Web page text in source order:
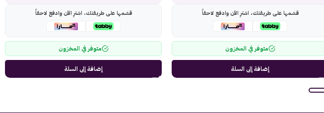
قسّمها على طريقتك، اشترِ الآن وادفع لاحقاً
متوفر في المخزون
إضافة إلى السلة
قسّمها على طريقتك، اشترِ الآن وادفع لاحقاً
متوفر في المخزون
إضافة إلى السلة